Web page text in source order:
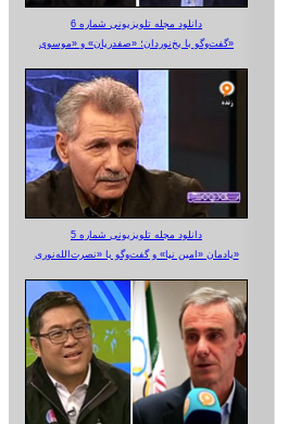
دانلود مجله تلویزیونی شماره 6
گفت‌وگو با یخ‌نوردان؛ «صفدریان» و «موسوی»
دانلود مجله تلویزیونی شماره 5
یادمان «امین نیا» و گفت‌وگو با «نصرت‌الله‌نوری»